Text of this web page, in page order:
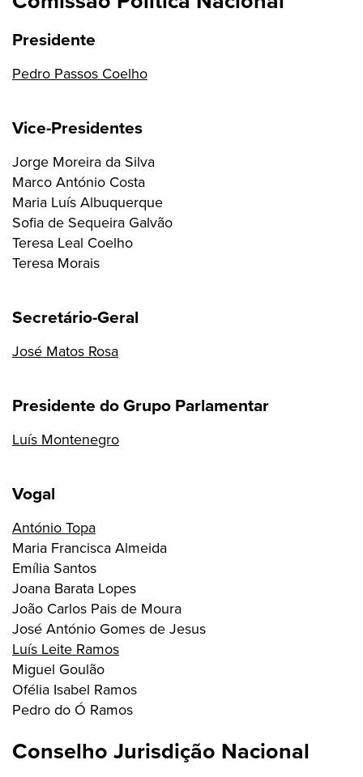
Presidente
Pedro Passos Coelho
Vice-Presidentes
Jorge Moreira da Silva
Marco António Costa
Maria Luís Albuquerque
Sofia de Sequeira Galvão
Teresa Leal Coelho
Teresa Morais
Secretário-Geral
José Matos Rosa
Presidente do Grupo Parlamentar
Luís Montenegro
Vogal
António Topa
Maria Francisca Almeida
Emília Santos
Joana Barata Lopes
João Carlos Pais de Moura
José António Gomes de Jesus
Luís Leite Ramos
Miguel Goulão
Ofélia Isabel Ramos
Pedro do Ó Ramos
Conselho Jurisdição Nacional